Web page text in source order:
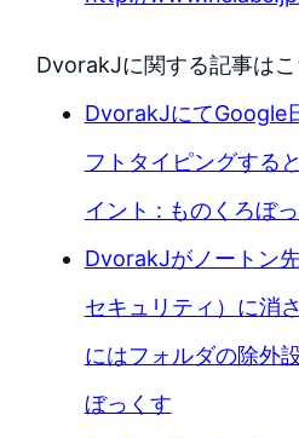
DvorakJに関する記事はこ
DvorakJにてGoogle
フトタイピングする
イント : ものくろぼ
DvorakJがノートン
セキュリティ）に消
にはフォルダの除外
ぼっくす